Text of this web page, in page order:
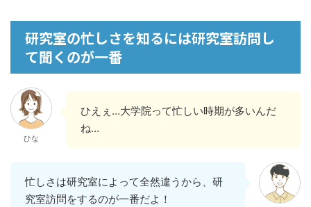
研究室の忙しさを知るには研究室訪問し
て聞くのが一番
ひな
ひえぇ…大学院って忙しい時期が多いんだ
ね…
忙しさは研究室によって全然違うから、研
究室訪問をするのが一番だよ！